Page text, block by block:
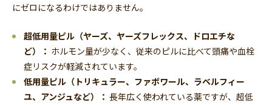
にゼロになるわけではありません。
超低用量ピル（ヤーズ、ヤーズフレックス、ドロエチな
ど）： ホルモン量が少なく、従来のピルに比べて頭痛や血栓
症リスクが軽減されています。
低用量ピル（トリキュラー、ファボワール、ラベルフィー
ユ、アンジュなど）： 長年広く使われている薬ですが、超低